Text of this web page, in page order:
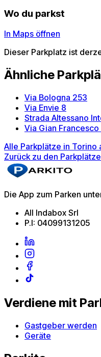
Wo du parkst
In Maps öffnen
Dieser Parkplatz ist
Ähnliche
Via Bologna 253
Via Envie 8
Strada Altessano
Via Gian
Alle Parkplätze in Torino
Zurück zu den
Die App zum Parken
All Indabox Srl
P.I: 04099131205
Verdiene mit
Gastgeber werden
Geräte